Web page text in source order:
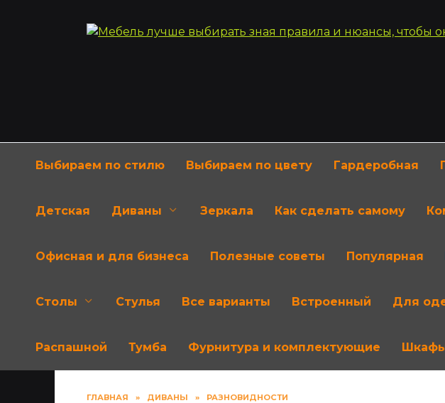
Выбираем по стилю Выбираем по цвету Гардеробная
Детская Диваны Зеркала Как сделать самому
Офисная и для бизнеса Полезные советы Популярная
Столы Стулья Все варианты Встроенный Для
Распашной Тумба Фурнитура и комплектующие
ГЛАВНАЯ » ДИВАНЫ » РАЗНОВИДНОСТИ